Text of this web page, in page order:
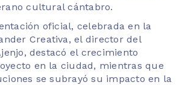
cultural cántabro.
oficial, celebrada en la
Creativa, el director del
destacó el crecimiento
en la ciudad, mientras que
se subrayó su impacto en la